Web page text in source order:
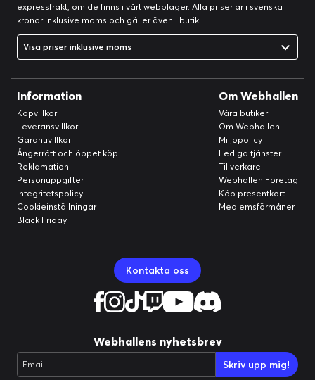
expressfrakt, om de finns i vårt webblager. Alla priser är i svenska
kronor inklusive moms och gäller även i butik.
Visa priser inklusive moms
Information
Köpvillkor
Leveransvillkor
Garantivillkor
Ångerrätt och öppet köp
Reklamation
Personuppgifter
Integritetspolicy
Cookieinställningar
Black Friday
Om Webhallen
Våra butiker
Om Webhallen
Miljöpolicy
Lediga tjänster
Tillverkare
Webhallen Företag
Köp presentkort
Medlemsförmåner
Kontakta oss
Webhallens nyhetsbrev
Email Skriv upp mig!